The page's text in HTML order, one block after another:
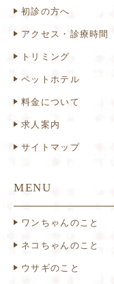
初診の方へ
アクセス・診療時間
トリミング
ペットホテル
料金について
求人案内
サイトマップ
MENU
ワンちゃんのこと
ネコちゃんのこと
ウサギのこと